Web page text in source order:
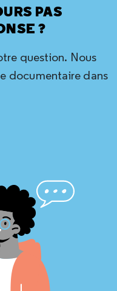
PAS
?
question. Nous
documentaire dans